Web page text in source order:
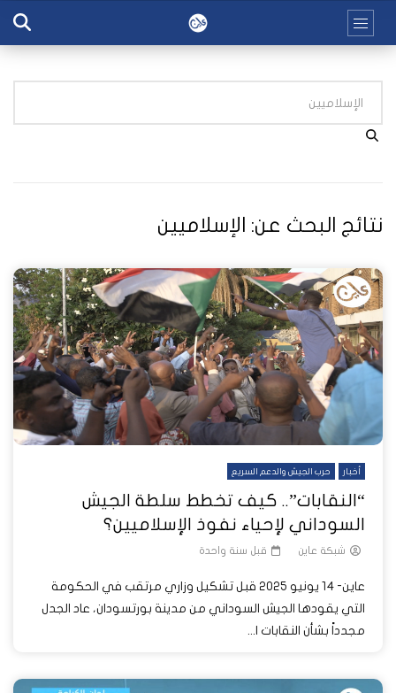
نتائج البحث عن: الإسلاميين
أخبار حرب الجيش والدعم السريع
“النقابات”.. كيف تخطط سلطة الجيش
السوداني لإحياء نفوذ الإسلاميين؟
شبكة عاين قبل سنة واحدة
عاين- 14 يونيو 2025 قبل تشكيل وزاري مرتقب في الحكومة
التي يقودها الجيش السوداني من مدينة بورتسودان، عاد الجدل
مجدداً بشأن النقابات ا...